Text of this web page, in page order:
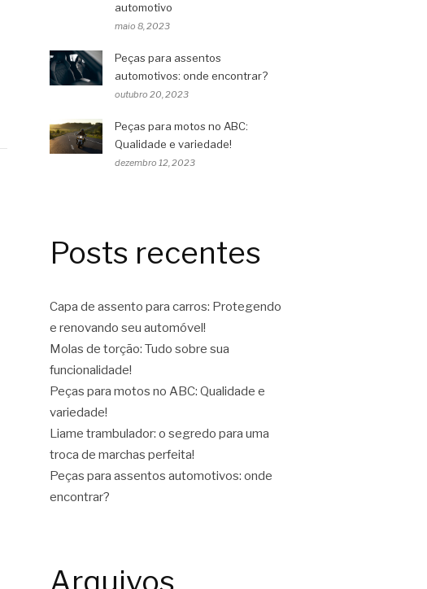
automotivo
maio 8, 2023
Peças para assentos
automotivos: onde encontrar?
outubro 20, 2023
Peças para motos no ABC:
Qualidade e variedade!
dezembro 12, 2023
Posts recentes
Capa de assento para carros: Protegendo
e renovando seu automóvel!
Molas de torção: Tudo sobre sua
funcionalidade!
Peças para motos no ABC: Qualidade e
variedade!
Liame trambulador: o segredo para uma
troca de marchas perfeita!
Peças para assentos automotivos: onde
encontrar?
Arquivos